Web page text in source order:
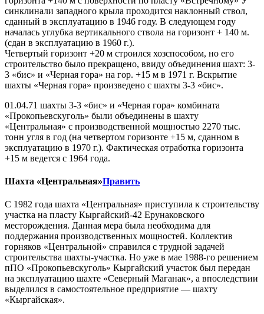
синклинали западного крыла проходится наклонный ствол,
сданный в эксплуатацию в 1946 году. В следующем году
началась углубка вертикального ствола на горизонт + 140 м.
(сдан в эксплуатацию в 1960 г.).
Четвертый горизонт +20 м строился хозспособом, но его
строительство было прекращено, ввиду объединения шахт: 3-
3 «бис» и «Черная гора» на гор. +15 м в 1971 г. Вскрытие
шахты «Черная гора» произведено с шахты 3-3 «бис».
01.04.71 шахты 3-3 «бис» и «Черная гора» комбината
«Прокопьевскуголь» были объединены в шахту
«Центральная» с производственной мощностью 2270 тыс.
тонн угля в год (на четвертом горизонте +15 м, сданном в
эксплуатацию в 1970 г.). Фактическая отработка горизонта
+15 м ведется с 1964 года.
Шахта «Центральная»Править
С 1982 года шахта «Центральная» приступила к строительству
участка на пласту Кыргайский-42 Ерунаковского
месторождения. Данная мера была необходима для
поддержания производственных мощностей. Коллектив
горняков «Центральной» справился с трудной задачей
строительства шахты-участка. Но уже в мае 1988-го решением
пПО «Прокопьевскуголь» Кыргайский участок был передан
на эксплуатацию шахте «Северный Маганак», а впоследствии
выделился в самостоятельное предприятие — шахту
«Кыргайская».